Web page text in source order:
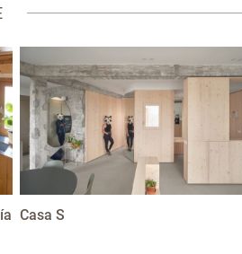
Casa S